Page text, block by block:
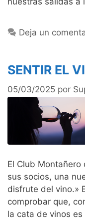
Deja un
SENTIR EL
05/03/2025 por
El Club Montañero
sus socios, una
disfrute del vino.»
comprobar que,
la cata de vinos